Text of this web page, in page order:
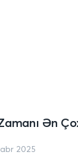
Ən
2025